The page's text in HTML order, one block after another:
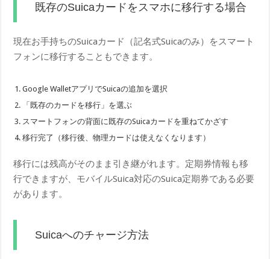
既存のSuicaカードをスマホに移行する場合
現在お手持ちのSuicaカード（記名式Suicaのみ）をスマート
フォンに移行することもできます。
Google WalletアプリでSuicaの追加を選択
「既存のカードを移行」を選ぶ
スマートフォンの背面に既存のSuicaカードを重ねてかざす
移行完了（移行後、物理カードは使えなくなります）
移行には残高がそのまま引き継がれます。定期券情報も移
行できますが、モバイルSuica対応のSuica定期券である必要
があります。
Suicaへのチャージ方法